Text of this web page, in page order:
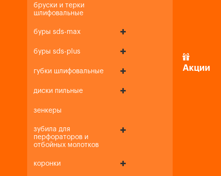
бруски и терки
шлифовальные
буры sds-max
буры sds-plus
губки шлифовальные
диски пильные
зенкеры
зубила для
перфораторов и
отбойных молотков
коронки
Акции